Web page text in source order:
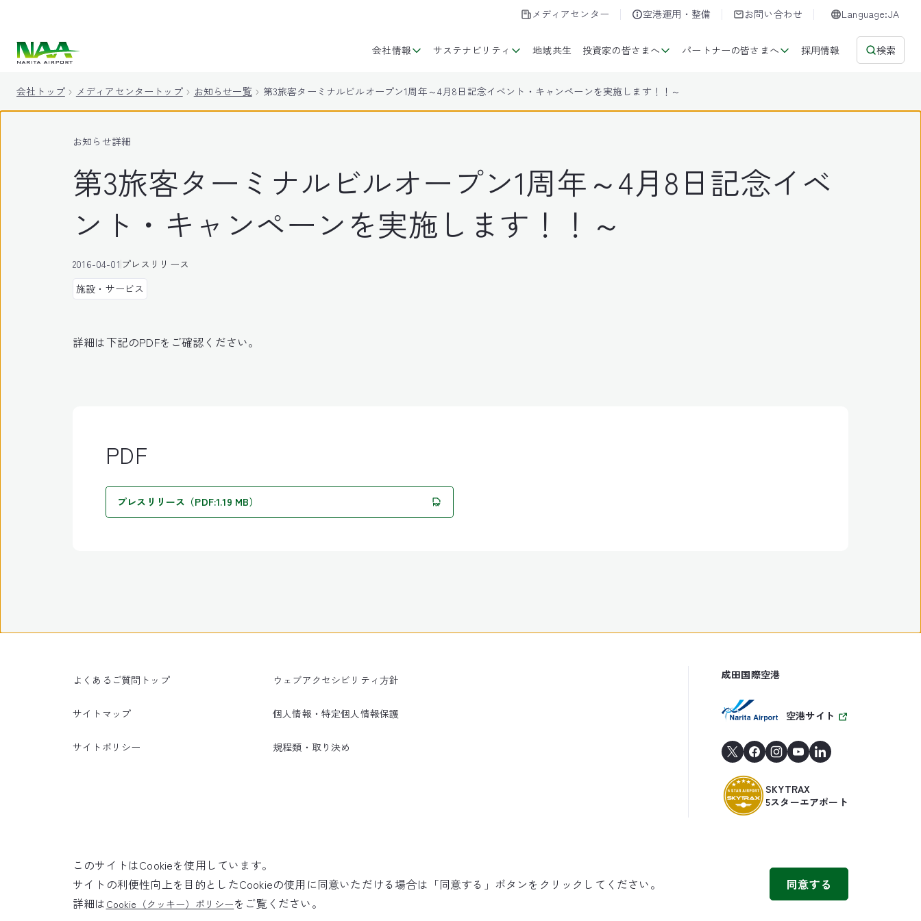
メディアセンター 空港運用・整備 お問い合わせ Language:JA
会社情報 サステナビリティ 地域共生 投資家の皆さまへ パートナーの皆さまへ 採用情報 検索
会社トップ メディアセンタートップ お知らせ一覧 第3旅客ターミナルビルオープン1周年～4月8日記念イベント・キャンペーンを実施します！！～
お知らせ詳細
第3旅客ターミナルビルオープン1周年～4月8日記念イベ
ント・キャンペーンを実施します！！～
2016-04-01プレスリリース
施設・サービス
詳細は下記のPDFをご確認ください。
PDF
プレスリリース（PDF:1.19 MB）
よくあるご質問トップ
サイトマップ
サイトポリシー
ウェブアクセシビリティ方針
個人情報・特定個人情報保護
規程類・取り決め
成田国際空港
空港サイト
SKYTRAX
5スターエアポート
©NARITA INTERNATIONAL AIRPORT CORPORATION
このサイトはCookieを使用しています。
サイトの利便性向上を目的としたCookieの使用に同意いただける場合は「同意する」ボタンをクリックしてください。
詳細は Cookie（クッキー）ポリシーをご覧ください。
同意する